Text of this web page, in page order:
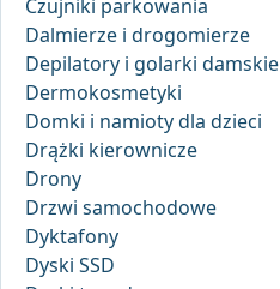
Czujniki parkowania
Dalmierze i drogomierze
Depilatory i golarki damskie
Dermokosmetyki
Domki i namioty dla dzieci
Drążki kierownicze
Drony
Drzwi samochodowe
Dyktafony
Dyski SSD